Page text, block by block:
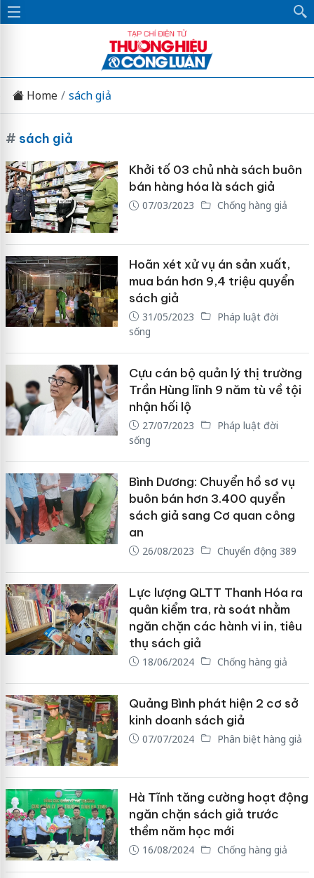
Home sách giả
# sách giả
Khởi tố 03 chủ nhà sách buôn
bán hàng hóa là sách giả
07/03/2023 Chống hàng giả
Hoãn xét xử vụ án sản xuất,
mua bán hơn 9,4 triệu quyển
sách giả
31/05/2023
Pháp luật đời
sống
Cựu cán bộ quản lý thị trường
Trần Hùng lĩnh 9 năm tù về tội
nhận hối lộ
27/07/2023
Pháp luật đời
sống
Bình Dương: Chuyển hồ sơ vụ
buôn bán hơn 3.400 quyển
sách giả sang Cơ quan công
an
26/08/2023 Chuyển động 389
Lực lượng QLTT Thanh Hóa ra
quân kiểm tra, rà soát nhằm
ngăn chặn các hành vi in, tiêu
thụ sách giả
18/06/2024 Chống hàng giả
Quảng Bình phát hiện 2 cơ sở
kinh doanh sách giả
07/07/2024 Phân biệt hàng giả
Hà Tĩnh tăng cường hoạt động
ngăn chặn sách giả trước
thềm năm học mới
16/08/2024 Chống hàng giả